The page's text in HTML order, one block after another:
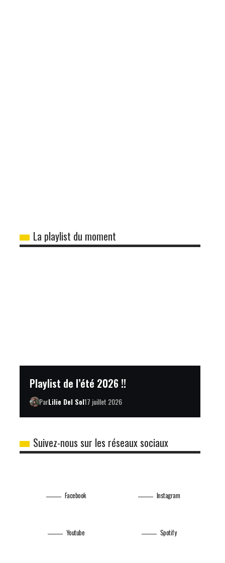
La playlist du moment
Playlist de l’été 2026 !!
ParLilie Del Sol17 juillet 2026
Suivez-nous sur les réseaux sociaux
Facebook
Youtube
Instagram
Spotify